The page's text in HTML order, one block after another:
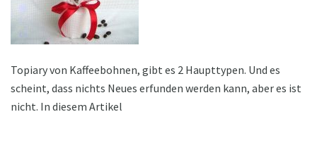
Topiary von Kaffeebohnen, gibt es 2 Haupttypen. Und es
scheint, dass nichts Neues erfunden werden kann, aber es ist
nicht. In diesem Artikel